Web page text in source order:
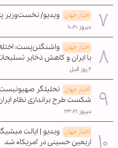
اخبار جهان ویدیو/ نخست‌وزیر
دیروز ۱۰:۲۰
اخبار جهان واشنگتن‌پست:
با ایران و کاهش ذخایر
۲ روز قبل
اخبار جهان تحلیلگر
شکست طرح براندازی نظام
دیروز ۲۳:۲۱
اخبار جهان ویدیو | ایالت
اربعین حسینی در آمریکا« شد